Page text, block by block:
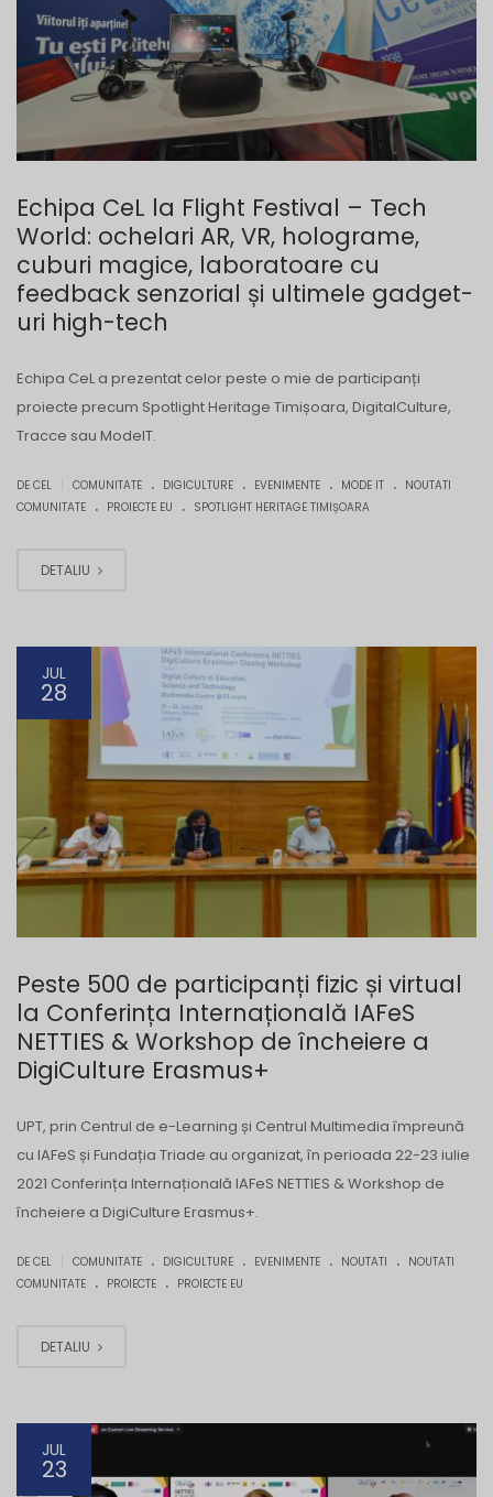
Echipa CeL la Flight Festival – Tech
World: ochelari AR, VR, holograme,
cuburi magice, laboratoare cu
feedback senzorial și ultimele gadget-
uri high-tech
Echipa CeL a prezentat celor peste o mie de participanți
proiecte precum Spotlight Heritage Timișoara, DigitalCulture,
Tracce sau ModeIT.
DE CEL COMUNITATE . DIGICULTURE . EVENIMENTE . MODE IT . NOUTATI
COMUNITATE . PROIECTE EU . SPOTLIGHT HERITAGE TIMIȘOARA
DETALIU
JUL
28
Peste 500 de participanți fizic și virtual
la Conferința Internațională IAFeS
NETTIES & Workshop de încheiere a
DigiCulture Erasmus+
UPT, prin Centrul de e-Learning și Centrul Multimedia împreună
cu IAFeS și Fundația Triade au organizat, în perioada 22-23 iulie
2021 Conferința Internațională IAFeS NETTIES & Workshop de
încheiere a DigiCulture Erasmus+.
DE CEL COMUNITATE . DIGICULTURE . EVENIMENTE . NOUTATI . NOUTATI
COMUNITATE . PROIECTE . PROIECTE EU
DETALIU
JUL
23